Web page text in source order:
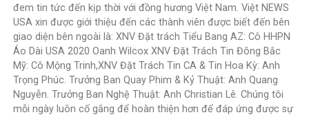
đem tin tức đến kịp thời với đồng hương Việt Nam. Việt NEWS
USA xin được giới thiệu đến các thành viên được biết đến bên
giao diện bên ngoài là: XNV Đặt trách Tiểu Bang AZ: Cô HHPN
Áo Dài USA 2020 Oanh Wilcox XNV Đặt Trách Tin Đông Bắc
Mỹ: Cô Mộng Trinh,XNV Đặt Trách Tin CA & Tin Hoa Kỳ: Anh
Trọng Phúc. Trưởng Ban Quay Phim & Kỷ Thuật: Anh Quang
Nguyễn. Trưởng Ban Nghệ Thuật: Anh Christian Lê. Chúng tôi
mỗi ngày luôn cố gắng để hoàn thiện hơn để đáp ứng được sự